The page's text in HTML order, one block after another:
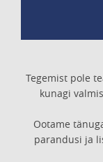
Tegemist pole
kunagi
Ootame
parandusi ja